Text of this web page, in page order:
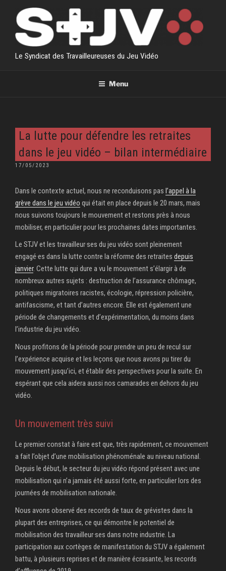
contenu
principal
Le Syndicat des Travailleureuses du Jeu Vidéo
Menu
La lutte pour défendre les retraites
dans le jeu vidéo – bilan intermédiaire
PUBLIÉ
17/05/2023
Dans le contexte actuel, nous ne reconduisons pas l’appel à la
grève dans le jeu vidéo qui était en place depuis le 20 mars, mais
nous suivons toujours le mouvement et restons près à nous
mobiliser, en particulier pour les prochaines dates importantes.
Le STJV et les travailleur·ses du jeu vidéo sont pleinement
engagé·es dans la lutte contre la réforme des retraites depuis
janvier. Cette lutte qui dure a vu le mouvement s’élargir à de
nombreux autres sujets : destruction de l’assurance chômage,
politiques migratoires racistes, écologie, répression policière,
antifascisme, et tant d’autres encore. Elle est également une
période de changements et d’expérimentation, du moins dans
l’industrie du jeu vidéo.
Nous profitons de la période pour prendre un peu de recul sur
l’expérience acquise et les leçons que nous avons pu tirer du
mouvement jusqu’ici, et établir des perspectives pour la suite. En
espérant que cela aidera aussi nos camarades en dehors du jeu
vidéo.
Un mouvement très suivi
Le premier constat à faire est que, très rapidement, ce mouvement
a fait l’objet d’une mobilisation phénoménale au niveau national.
Depuis le début, le secteur du jeu vidéo répond présent avec une
mobilisation qui n’a jamais été aussi forte, en particulier lors des
journées de mobilisation nationale.
Nous avons observé des records de taux de grévistes dans la
plupart des entreprises, ce qui démontre le potentiel de
mobilisation des travailleur·ses dans notre industrie. La
participation aux cortèges de manifestation du STJV a également
battu, à plusieurs reprises et de manière écrasante, les records